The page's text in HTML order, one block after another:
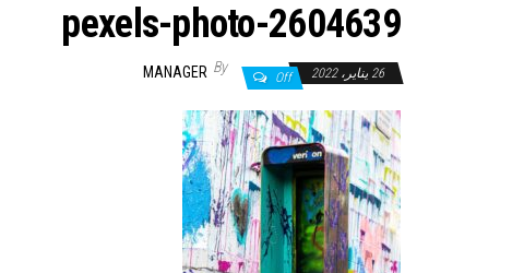
pexels-photo-2604639
26 يناير، 2022 Off
By
MANAGER